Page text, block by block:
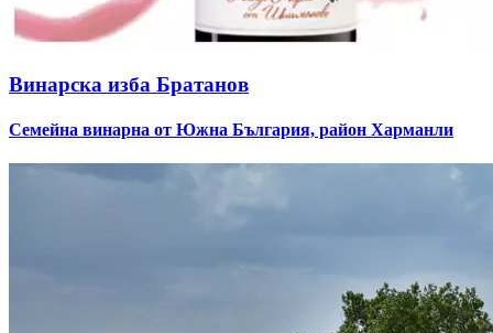
Винарска изба Братанов
Семейна винарна от Южна България, район Харманли